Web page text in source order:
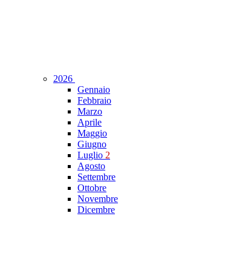
2026
Gennaio
Febbraio
Marzo
Aprile
Maggio
Giugno
Luglio 2
Agosto
Settembre
Ottobre
Novembre
Dicembre